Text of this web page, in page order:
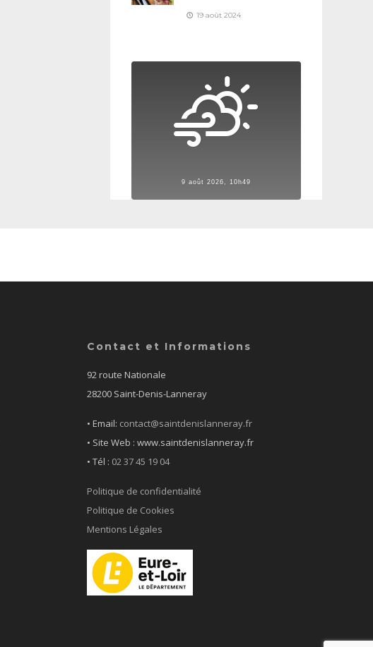
19 août 2024
9 août 2026, 10h49
Contact et Informations
92 route Nationale
28200 Saint-Denis-Lanneray
• Email: contact@saintdenislanneray.fr
• Site Web : www.saintdenislanneray.fr
• Tél : 02 37 45 19 04
Politique de confidentialité
Politique de Cookies
Mentions Légales